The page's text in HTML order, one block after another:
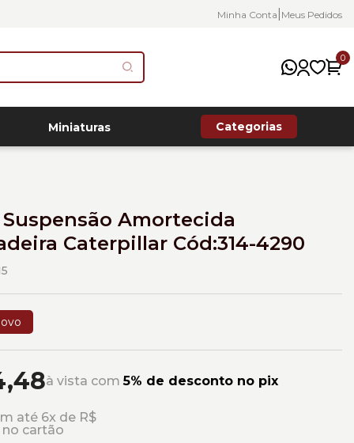
Minha Conta Meus Pedidos
0
Miniaturas Categorias
Amortecida
Caterpillar Cód:314-4290
à vista com5% de desconto no pix
até 6x de R$
no cartão